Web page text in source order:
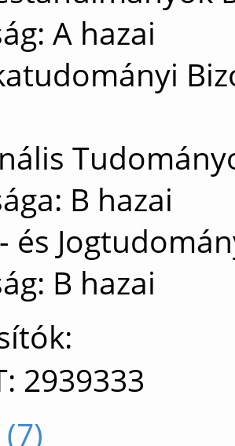
A hazai
B hazai
és
B hazai
2939333